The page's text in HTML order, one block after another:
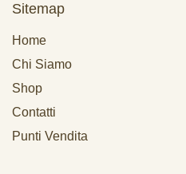
Sitemap
Home
Chi Siamo
Shop
Contatti
Punti Vendita